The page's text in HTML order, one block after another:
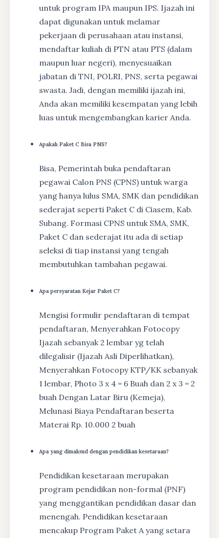
untuk program IPA maupun IPS. Ijazah ini
dapat digunakan untuk melamar
pekerjaan di perusahaan atau instansi,
mendaftar kuliah di PTN atau PTS (dalam
maupun luar negeri), menyesuaikan
jabatan di TNI, POLRI, PNS, serta pegawai
swasta. Jadi, dengan memiliki ijazah ini,
Anda akan memiliki kesempatan yang lebih
luas untuk mengembangkan karier Anda.
Apakah Paket C Bisa PNS?
Bisa, Pemerintah buka pendaftaran
pegawai Calon PNS (CPNS) untuk warga
yang hanya lulus SMA, SMK dan pendidikan
sederajat seperti Paket C di Ciasem, Kab.
Subang. Formasi CPNS untuk SMA, SMK,
Paket C dan sederajat itu ada di setiap
seleksi di tiap instansi yang tengah
membutuhkan tambahan pegawai.
Apa persyaratan Kejar Paket C?
Mengisi formulir pendaftaran di tempat
pendaftaran, Menyerahkan Fotocopy
Ijazah sebanyak 2 lembar yg telah
dilegalisir (Ijazah Asli Diperlihatkan),
Menyerahkan Fotocopy KTP/KK sebanyak
1 lembar, Photo 3 x 4 = 6 Buah dan 2 x 3 = 2
buah Dengan Latar Biru (Kemeja),
Melunasi Biaya Pendaftaran beserta
Materai Rp. 10.000 2 buah
Apa yang dimaksud dengan pendidikan kesetaraan?
Pendidikan kesetaraan merupakan
program pendidikan non-formal (PNF)
yang menggantikan pendidikan dasar dan
menengah. Pendidikan kesetaraan
mencakup Program Paket A yang setara